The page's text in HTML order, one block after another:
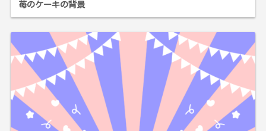
苺のケーキの背景